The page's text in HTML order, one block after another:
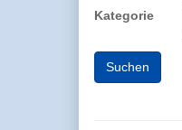
Kategorie